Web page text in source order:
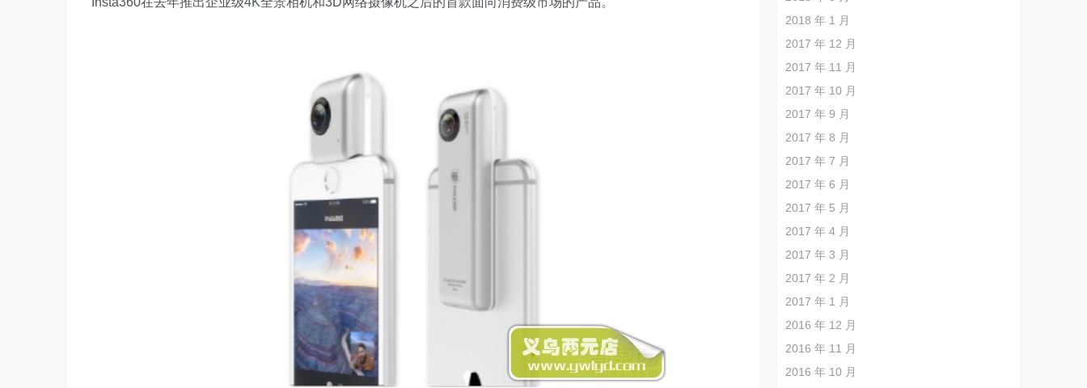
2018 年 1 月
2017 年 12 月
2017 年 11 月
2017 年 10 月
2017 年 9 月
2017 年 8 月
2017 年 7 月
2017 年 6 月
2017 年 5 月
2017 年 4 月
2017 年 3 月
2017 年 2 月
2017 年 1 月
2016 年 12 月
2016 年 11 月
2016 年 10 月